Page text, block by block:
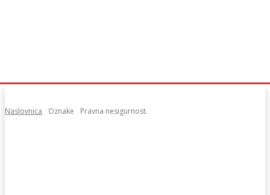
Naslovnica Oznake Pravna nesigurnost.